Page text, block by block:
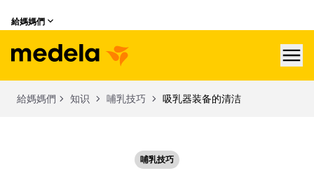
給媽媽們
給媽媽們 知识 哺乳技巧 吸乳器装备的清洁
哺乳技巧